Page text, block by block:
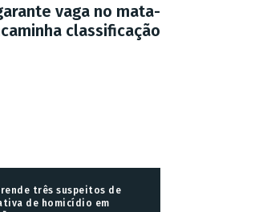
vaga no mata-
classificação
três suspeitos de
de homicídio em